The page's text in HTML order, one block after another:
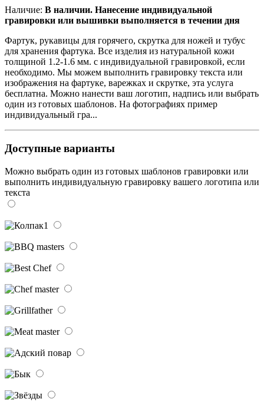
Наличие: В наличии. Нанесение индивидуальной
гравировки или вышивки выполняется в течении дня
Фартук, рукавицы для горячего, скрутка для ножей и тубус
для хранения фартука. Все изделия из натуральной кожи
толщиной 1.2-1.6 мм. с индивидуальной гравировкой, если
необходимо. Мы можем выполнить гравировку текста или
изображения на фартуке, варежках и скрутке, эта услуга
бесплатна. Можно нанести ваш логотип, надпись или выбрать
один из готовых шаблонов. На фотографиях пример
индивидуальный гра...
Доступные варианты
Можно выбрать один из готовых шаблонов гравировки или
выполнить индивидуальную гравировку вашего логотипа или
текста